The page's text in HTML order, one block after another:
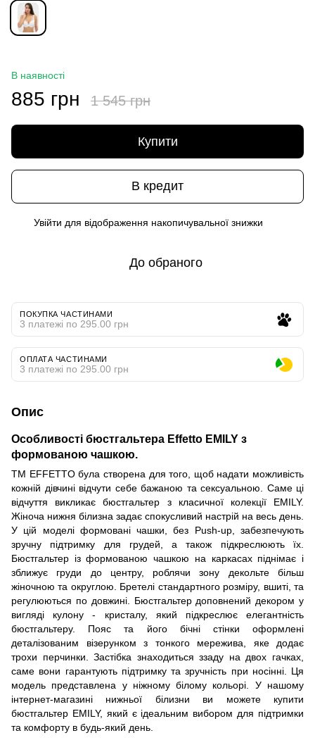
В наявності
885 грн 1 545 грн
Купити
В кредит
Увійти для відображення накопичувальної знижки
До обраного
ПОКУПКА ЧАСТИНАМИ
3 платежі по 295.00 грн
ОПЛАТА ЧАСТИНАМИ
3 платежі по 295.00 грн
Опис
Особливості бюстгальтера Effetto EMILY з
формованою чашкою.
TM EFFETTO була створена для того, щоб надати можливість
кожній дівчині відчути себе бажаною та сексуальною. Саме ці
відчуття викликає бюстгальтер з класичної колекції EMILY.
Жіноча нижня білизна задає спокусливий настрій на весь день.
У цій моделі формовані чашки, без Push-up, забезпечують
зручну підтримку для грудей, а також підкреслюють їх.
Бюстгальтер із формованою чашкою на каркасах піднімає і
зближує груди до центру, роблячи зону декольте більш
жіночною та округлою. Бретелі стандартного розміру, вшиті, та
регулюються по довжині. Бюстгальтер доповнений декором у
вигляді кулону - кристалу, який підкреслює елегантність
бюстгальтеру. Пояс та його бічні стінки оформлені
деталізованим візерунком з тонкого мережива, яке додає
трохи перчинки. Застібка знаходиться ззаду на двох гачках,
саме вони гарантують підтримку та зручність при носінні. Ця
модель представлена у ніжному білому кольорі. У нашому
інтернет-магазині нижньої білизни ви можете купити
бюстгальтер EMILY, який є ідеальним вибором для підтримки
та комфорту в будь-який день.